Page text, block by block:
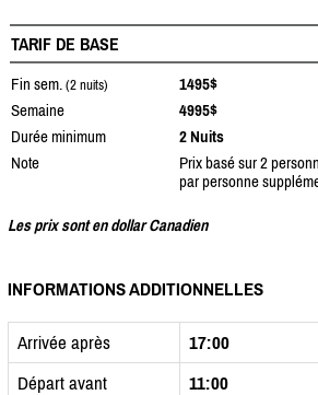
TARIF DE BASE
Fin sem. (2 nuits)
1495$
Semaine
4995$
Durée minimum
2 Nuits
Note
Prix basé sur 2
par personne
Les prix sont en dollar Canadien
INFORMATIONS ADDITIONNELLES
Arrivée après
17:00
Départ avant
11:00